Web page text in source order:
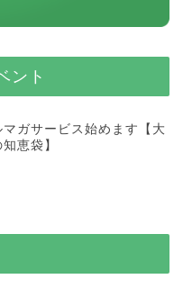
ント
マガサービス始めます【大
恵袋】